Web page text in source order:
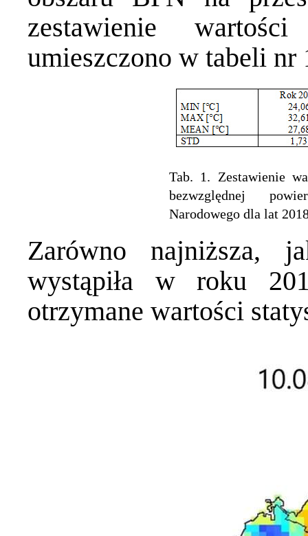
zestawienie
umieszczono w tabeli nr
Tab. 1. Zestawienie
bezwzględnej
Narodowego dla lat
Zarówno najniższa,
wystąpiła w roku
otrzymane wartości